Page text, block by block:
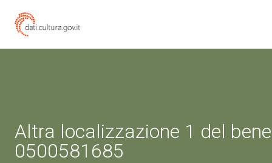
Altra localizzazione 1 del
0500581685